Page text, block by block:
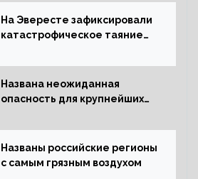
На Эвересте зафиксировали
катастрофическое таяние
Названа неожиданная
опасность для крупнейших
Названы российские регионы
с самым грязным воздухом